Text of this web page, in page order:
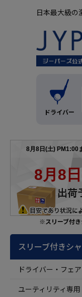
日本最大級の
ドライバー
※スリーブ付
スリーブ付きシ
ドライバー・フェ
ユーティリティ専用